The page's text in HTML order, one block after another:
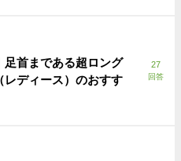
足首まである超ロング
レディース）のおすす
27
回答